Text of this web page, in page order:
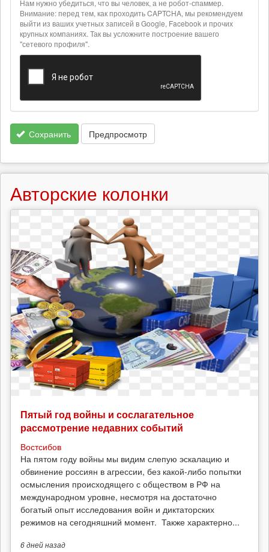
текстовых
форматах
Нам нужно убедиться, что вы человек, а не робот-спаммер.
Внимание: перед тем, как проходить CAPTCHA, мы рекомендуем
выйти из ваших учетных записей в Google, Facebook и прочих
крупных компаниях. Так вы усложните построение вашего
"сетевого профиля".
Сохранить Предпросмотр
Авторские колонки
Пятый год войны и сослагательное
рассмотрение недавних событий
Востсибов
На пятом году войны мы видим слепую эскалацию и
обвинение россиян в агрессии, без какой-либо попытки
осмысления происходящего с обществом в РФ на
международном уровне, несмотря на достаточно
богатый опыт исследования войн и диктаторских
режимов на сегодняшний момент. Также характерно...
6 днейназад